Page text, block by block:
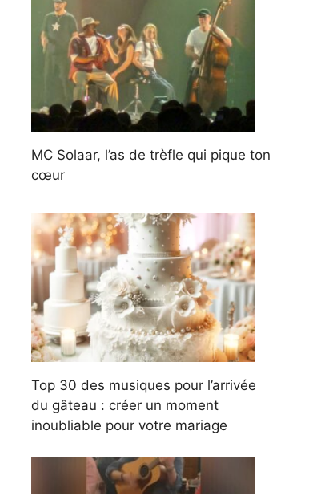
MC Solaar, l’as de trèfle qui pique ton
cœur
Top 30 des musiques pour l’arrivée
du gâteau : créer un moment
inoubliable pour votre mariage